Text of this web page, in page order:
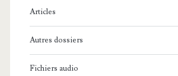
:
Articles
Autres dossiers
Fichiers audio